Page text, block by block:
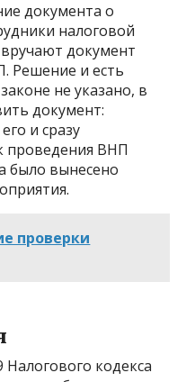
документа о
налоговой
документ
Решение и есть
не указано, в
документ:
и сразу
проведения ВНП
было вынесено
проверки
Налогового кодекса